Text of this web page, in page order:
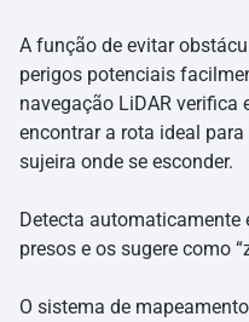
A função de evitar
perigos potenciais
navegação LiDAR verifica
encontrar a rota ideal
sujeira onde se esconder.
Detecta automaticamente
presos e os sugere como
O sistema de